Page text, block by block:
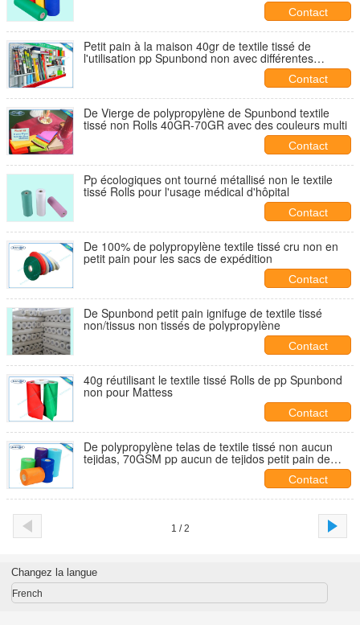
Contact
Petit pain à la maison 40gr de textile tissé de
l'utilisation pp Spunbond non avec différentes
Contact
De Vierge de polypropylène de Spunbond textile
tissé non Rolls 40GR-70GR avec des couleurs multi
Contact
Pp écologiques ont tourné métallisé non le textile
tissé Rolls pour l'usage médical d'hôpital
Contact
De 100% de polypropylène textile tissé cru non en
petit pain pour les sacs de expédition
Contact
De Spunbond petit pain ignifuge de textile tissé
non/tissus non tissés de polypropylène
Contact
40g réutilisant le textile tissé Rolls de pp Spunbond
non pour Mattess
Contact
De polypropylène telas de textile tissé non aucun
tejidas, 70GSM pp aucun de tejidos petit pain de
Contact
1 / 2
Changez la langue
French